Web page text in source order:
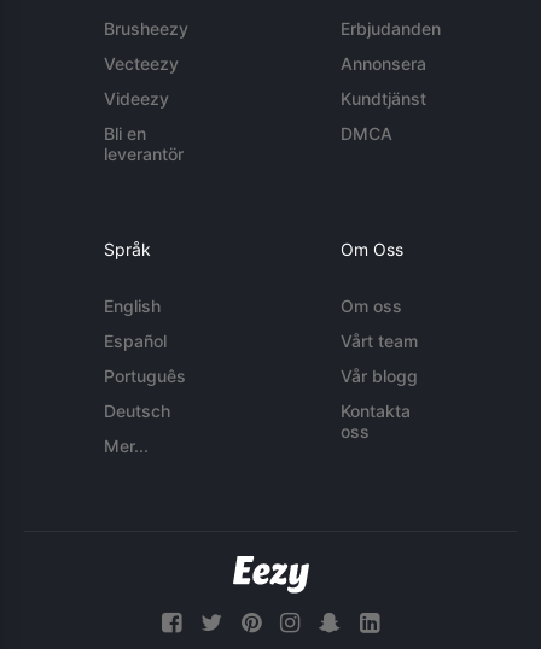
Brusheezy
Vecteezy
Videezy
Bli en
leverantör
Erbjudanden
Annonsera
Kundtjänst
DMCA
Språk
English
Español
Português
Deutsch
Mer...
Om Oss
Om oss
Vårt team
Vår blogg
Kontakta
oss